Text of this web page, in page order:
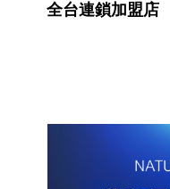
全台連鎖加盟店